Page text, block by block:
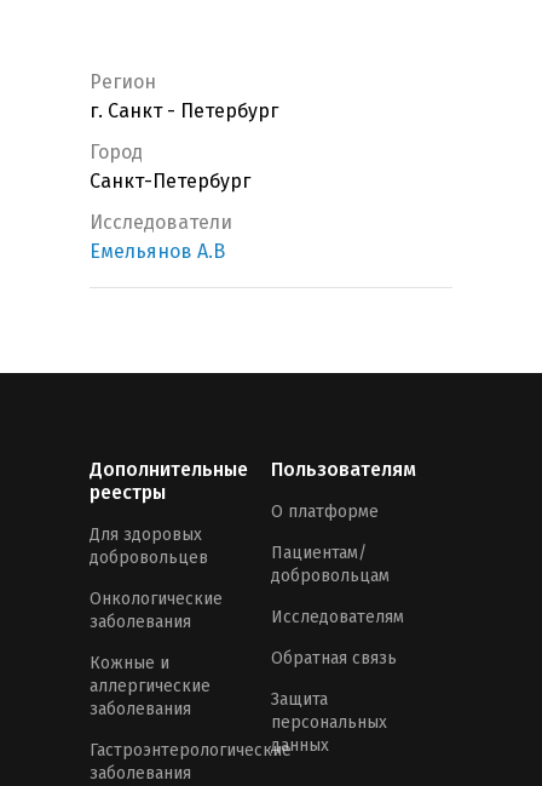
Регион
г. Санкт - Петербург
Город
Санкт-Петербург
Исследователи
Емельянов А.В
Дополнительные
реестры
Для здоровых
добровольцев
Онкологические
заболевания
Кожные и
аллергические
заболевания
Гастроэнтерологические
заболевания
Пользователям
О платформе
Пациентам/
добровольцам
Исследователям
Обратная связь
Защита
персональных
данных